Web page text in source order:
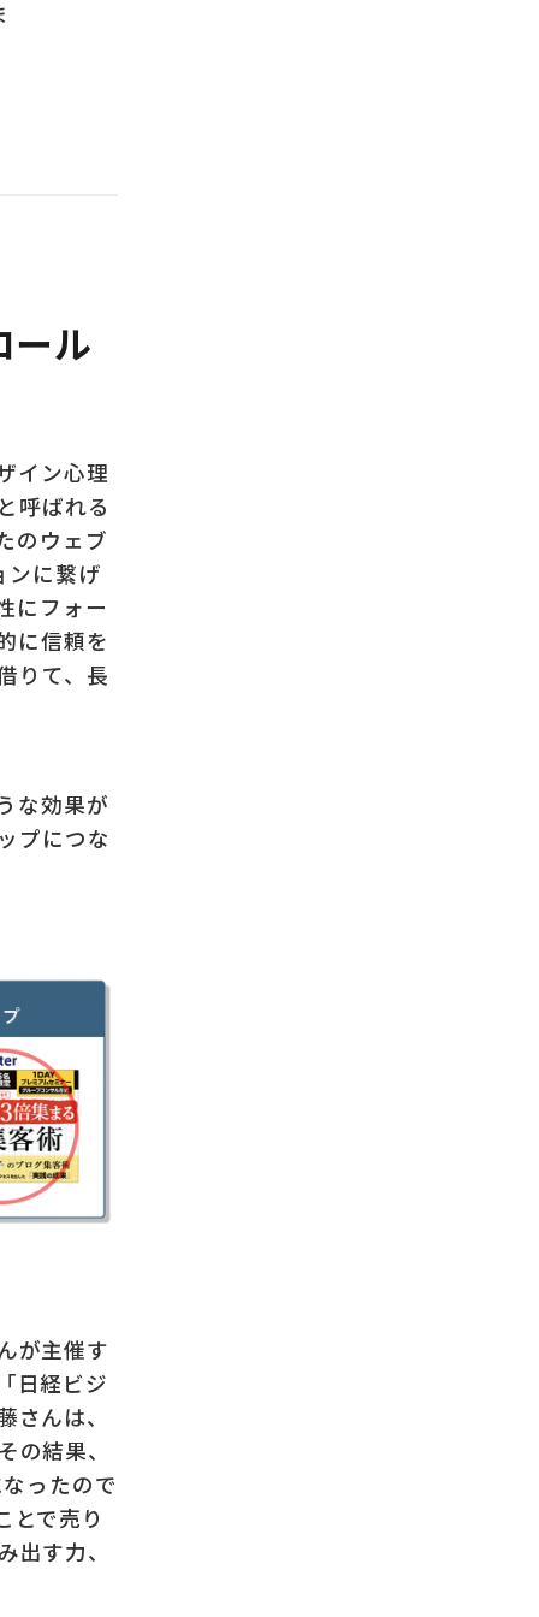
ール
イン心理
呼ばれる
のウェブ
ンに繋げ
にフォー
に信頼を
りて、長
な効果が
プにつな
が主催す
日経ビジ
んは、
その結果、
ったので
とで売り
す力、